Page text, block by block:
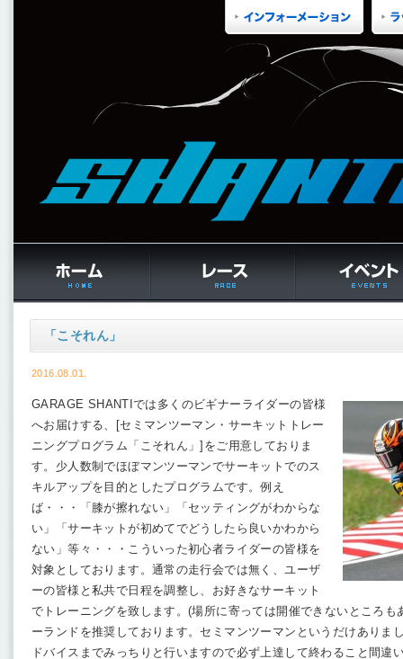
「こそれん」
2016.08.01.
GARAGE SHANTIでは多くのビギナーライダーの皆様
へお届けする、[セミマンツーマン・サーキットトレー
ニングプログラム「こそれん」]をご用意しておりま
す。少人数制でほぼマンツーマンでサーキットでのス
キルアップを目的としたプログラムです。例え
ば・・・「膝が擦れない」「セッティングがわからな
い」「サーキットが初めてでどうしたら良いかわから
ない」等々・・・こういった初心者ライダーの皆様を
対象としております。通常の走行会では無く、ユーザ
ーの皆様と私共で日程を調整し、お好きなサーキット
でトレーニングを致します。(場所に寄っては開催できないところ
ーランドを推奨しております。セミマンツーマンというだけありま
ドバイスまでみっちりと行いますので必ず上達して終わること間違